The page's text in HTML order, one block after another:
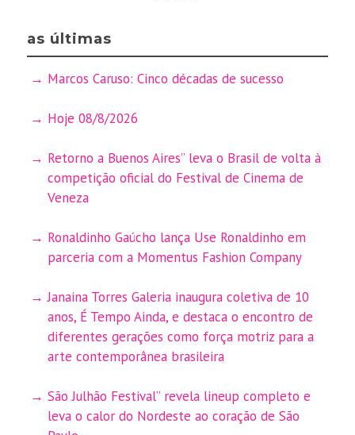
as últimas
Marcos Caruso: Cinco décadas de sucesso
Hoje 08/8/2026
Retorno a Buenos Aires” leva o Brasil de volta à
competição oficial do Festival de Cinema de
Veneza
Ronaldinho Gaúcho lança Use Ronaldinho em
parceria com a Momentus Fashion Company
Janaina Torres Galeria inaugura coletiva de 10
anos, É Tempo Ainda, e destaca o encontro de
diferentes gerações como força motriz para a
arte contemporânea brasileira
São Julhão Festival” revela lineup completo e
leva o calor do Nordeste ao coração de São